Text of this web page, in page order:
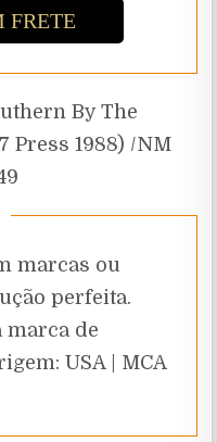
FRETE
marcas ou
perfeita.
marca de
USA | MCA